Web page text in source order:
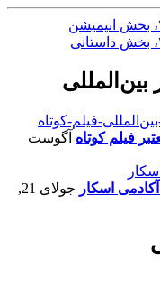
فیلم کوتاه آگوست
اسکار
جولای 21,